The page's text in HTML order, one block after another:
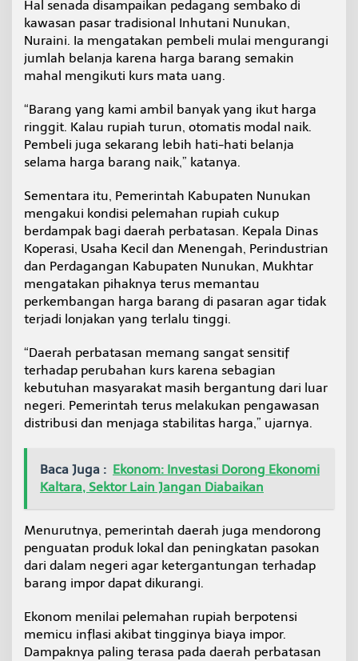
Hal senada disampaikan pedagang sembako di
kawasan pasar tradisional Inhutani Nunukan,
Nuraini. Ia mengatakan pembeli mulai mengurangi
jumlah belanja karena harga barang semakin
mahal mengikuti kurs mata uang.
“Barang yang kami ambil banyak yang ikut harga
ringgit. Kalau rupiah turun, otomatis modal naik.
Pembeli juga sekarang lebih hati-hati belanja
selama harga barang naik,” katanya.
Sementara itu, Pemerintah Kabupaten Nunukan
mengakui kondisi pelemahan rupiah cukup
berdampak bagi daerah perbatasan. Kepala Dinas
Koperasi, Usaha Kecil dan Menengah, Perindustrian
dan Perdagangan Kabupaten Nunukan, Mukhtar
mengatakan pihaknya terus memantau
perkembangan harga barang di pasaran agar tidak
terjadi lonjakan yang terlalu tinggi.
“Daerah perbatasan memang sangat sensitif
terhadap perubahan kurs karena sebagian
kebutuhan masyarakat masih bergantung dari luar
negeri. Pemerintah terus melakukan pengawasan
distribusi dan menjaga stabilitas harga,” ujarnya.
Baca Juga : Ekonom: Investasi Dorong Ekonomi
Kaltara, Sektor Lain Jangan Diabaikan
Menurutnya, pemerintah daerah juga mendorong
penguatan produk lokal dan peningkatan pasokan
dari dalam negeri agar ketergantungan terhadap
barang impor dapat dikurangi.
Ekonom menilai pelemahan rupiah berpotensi
memicu inflasi akibat tingginya biaya impor.
Dampaknya paling terasa pada daerah perbatasan